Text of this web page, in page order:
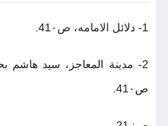
1- دلائل الامامه، ص41٠.
ص41٠.